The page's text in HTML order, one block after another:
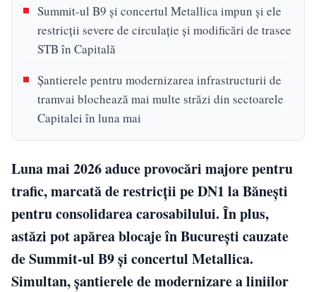
Summit-ul B9 și concertul Metallica impun și ele
restricții severe de circulație și modificări de trasee
STB în Capitală
Șantierele pentru modernizarea infrastructurii de
tramvai blochează mai multe străzi din sectoarele
Capitalei în luna mai
Luna mai 2026 aduce provocări majore pentru
trafic, marcată de restricții pe DN1 la Bănești
pentru consolidarea carosabilului. În plus,
astăzi pot apărea blocaje în București cauzate
de Summit-ul B9 și concertul Metallica.
Simultan, șantierele de modernizare a liniilor